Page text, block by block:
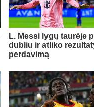
L. Messi lygų taurėje
dubliu ir atliko
perdavimą